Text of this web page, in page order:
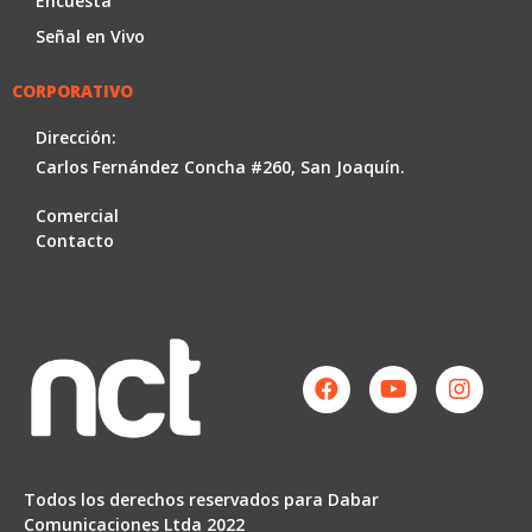
Señal en Vivo
CORPORATIVO
Dirección:
Carlos Fernández Concha #260, San Joaquín.
Comercial
Contacto
Todos los derechos reservados para Dabar
Comunicaciones Ltda 2022